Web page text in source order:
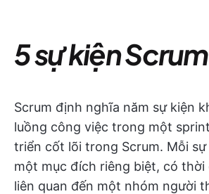
5 sự kiện Scrum
Scrum định nghĩa năm sự kiện
luồng công việc trong một
triển cốt lõi trong Scrum. Mỗi sự
một mục đích riêng biệt, có thời
liên quan đến một nhóm người